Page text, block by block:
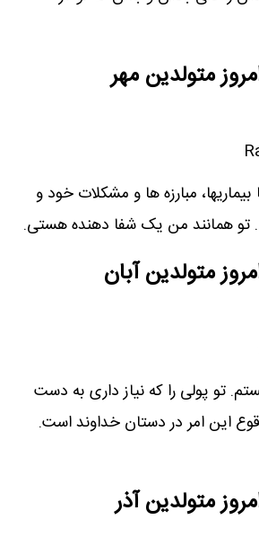
متولدین مهر
مبارزه ها و مشکلات خود و
تو همانند من یک شفا دهنده هستی.
متولدین آبان
تو پولی را که نیاز داری به دست
این امر در دستان خداوند است.
متولدین آذر